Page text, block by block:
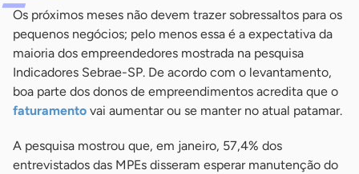
Os próximos meses não devem trazer sobressaltos para os
pequenos negócios; pelo menos essa é a expectativa da
maioria dos empreendedores mostrada na pesquisa
Indicadores Sebrae-SP. De acordo com o levantamento,
boa parte dos donos de empreendimentos acredita que o
faturamento vai aumentar ou se manter no atual patamar.
A pesquisa mostrou que, em janeiro, 57,4% dos
entrevistados das MPEs disseram esperar manutenção do